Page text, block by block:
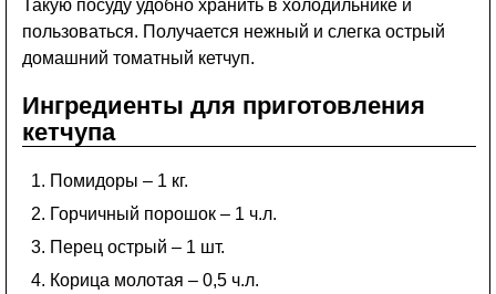
Такую посуду удобно хранить в холодильнике и
пользоваться. Получается нежный и слегка острый
домашний томатный кетчуп.
Ингредиенты для приготовления
кетчупа
Помидоры – 1 кг.
Горчичный порошок – 1 ч.л.
Перец острый – 1 шт.
Корица молотая – 0,5 ч.л.